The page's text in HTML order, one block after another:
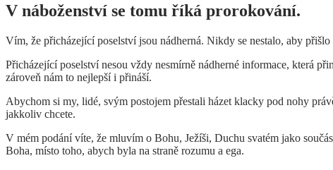
V náboženství se tomu říká prorokování.
Vím, že přicházející poselství jsou nádherná. Nikdy se nestalo, aby
Přicházející poselství nesou vždy nesmírně nádherné informace, která
zároveň nám to nejlepší i přináší.
Abychom si my, lidé, svým postojem přestali házet klacky pod nohy
jakkoliv chcete.
V mém podání víte, že mluvím o Bohu, Ježíši, Duchu svatém jako
Boha, místo toho, abych byla na straně rozumu a ega.